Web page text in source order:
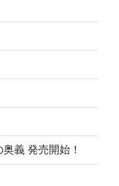
義 発売開始！